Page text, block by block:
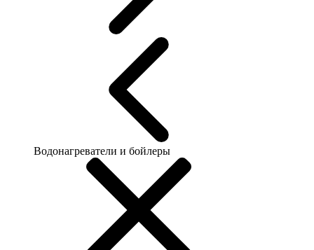
Водонагреватели и бойлеры